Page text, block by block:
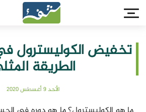
تخفيض الكوليسترول
الطريقة
الأحد 9 أغسطس 2020